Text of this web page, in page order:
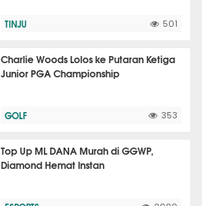
TINJU 501
Charlie Woods Lolos ke Putaran Ketiga
Junior PGA Championship
GOLF 353
Top Up ML DANA Murah di GGWP,
Diamond Hemat Instan